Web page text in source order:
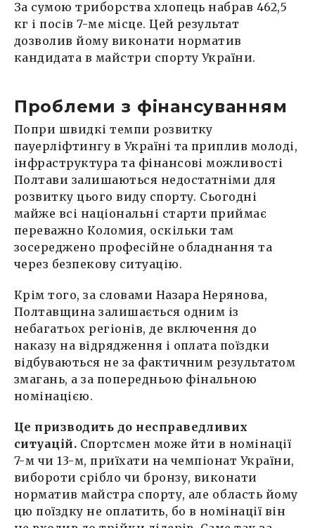
За сумою триборства хлопець набрав 462,5
кг і посів 7-ме місце. Цей результат
дозволив йому виконати норматив
кандидата в майстри спорту України.
Проблеми з фінансуванням
Попри швидкі темпи розвитку
пауерліфтингу в Україні та приплив молоді,
інфраструктура та фінансові можливості
Полтави залишаються недостатніми для
розвитку цього виду спорту. Сьогодні
майже всі національні старти приймає
переважно Коломия, оскільки там
зосереджено професійне обладнання та
через безпекову ситуацію.
Крім того, за словами Назара Нерянова,
Полтавщина залишається одним із
небагатьох регіонів, де включення до
наказу на відрядження і оплата поїздки
відбуваються не за фактичним результатом
змагань, а за попередньою фінальною
номінацією.
Це призводить до несправедливих
ситуацій. Спортсмен може йти в номінації
7-м чи 13-м, приїхати на чемпіонат України,
вибороти срібло чи бронзу, виконати
норматив майстра спорту, але область йому
цю поїздку не оплатить, бо в номінації він